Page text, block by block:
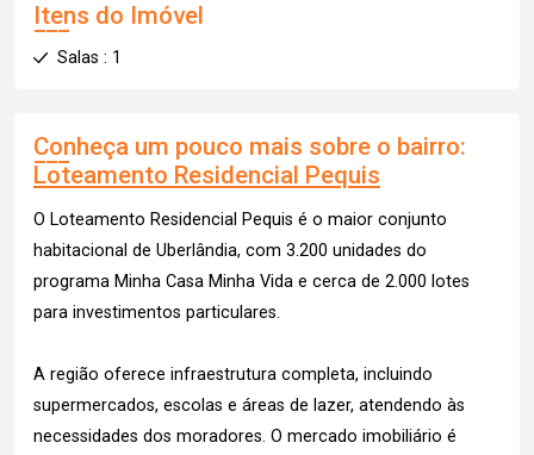
Itens do Imóvel
Salas : 1
Conheça um pouco mais sobre o bairro:
Loteamento Residencial Pequis
O Loteamento Residencial Pequis é o maior conjunto
habitacional de Uberlândia, com 3.200 unidades do
programa Minha Casa Minha Vida e cerca de 2.000 lotes
para investimentos particulares.
A região oferece infraestrutura completa, incluindo
supermercados, escolas e áreas de lazer, atendendo às
necessidades dos moradores. O mercado imobiliário é